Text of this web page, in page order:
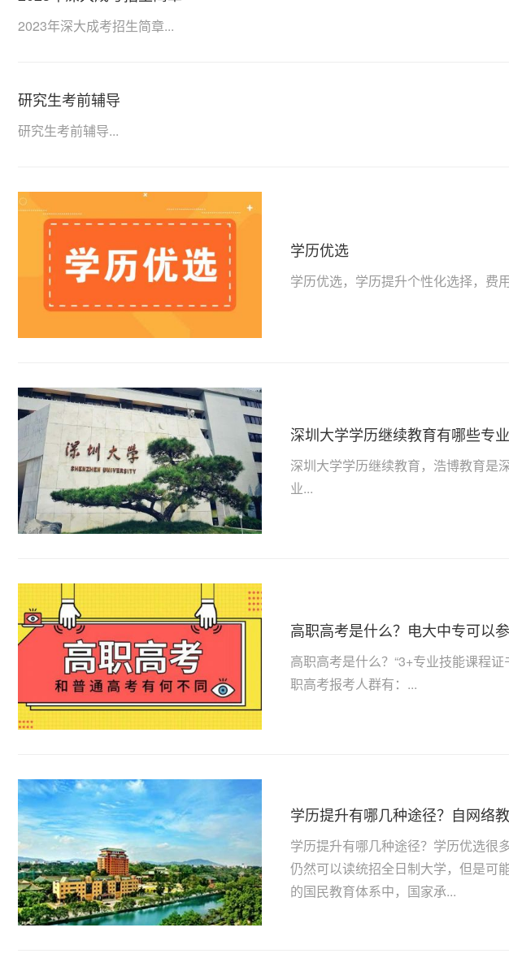
2023年深大成考招生简章...
研究生考前辅导
研究生考前辅导...
学历优选
学历优选，学历提升个性化选择，费
深圳大学学历继续教育有哪些专业
深圳大学学历继续教育，浩博教育是
业...
高职高考是什么？电大中专可以
高职高考是什么？“3+专业技能课程
职高考报考人群有：...
学历提升有哪几种途径？自网络
学历提升有哪几种途径？学历优选很
仍然可以读统招全日制大学，但是可
的国民教育体系中，国家承...